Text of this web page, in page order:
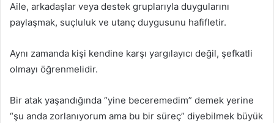
Aile, arkadaşlar veya destek gruplarıyla duygularını
paylaşmak, suçluluk ve utanç duygusunu hafifletir.
Aynı zamanda kişi kendine karşı yargılayıcı değil, şefkatli
olmayı öğrenmelidir.
Bir atak yaşandığında “yine beceremedim” demek yerine
“şu anda zorlanıyorum ama bu bir süreç” diyebilmek büyük